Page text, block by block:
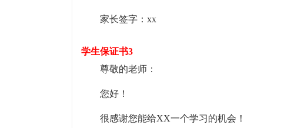
家长签字：xx
学生保证书3
尊敬的老师：
您好！
很感谢您能给XX一个学习的机会！